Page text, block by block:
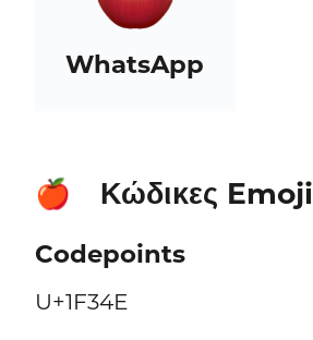
WhatsApp
🍎 Κώδικες Emoji
Codepoints
U+1F34E